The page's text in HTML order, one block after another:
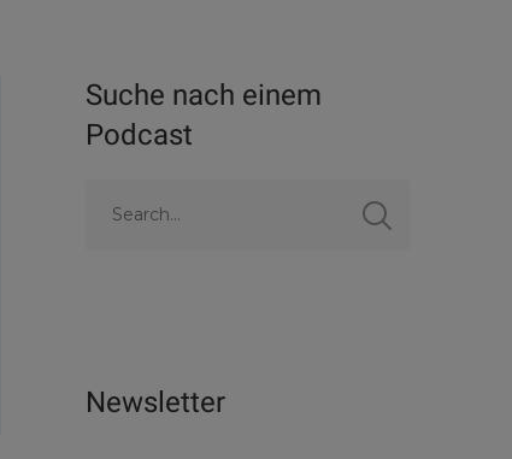
Suche nach einem
Podcast
Newsletter